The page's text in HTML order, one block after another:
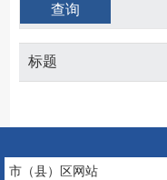
标题
市（县）区网站